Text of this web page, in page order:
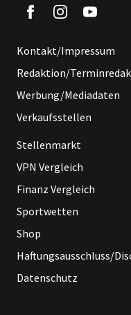
Kontakt/Impressum
Redaktion/
Werbung/Mediadaten
Verkaufsstellen
Stellenmarkt
VPN Vergleich
Finanz Vergleich
Sportwetten
Shop
Haftungsausschluss/
Datenschutz